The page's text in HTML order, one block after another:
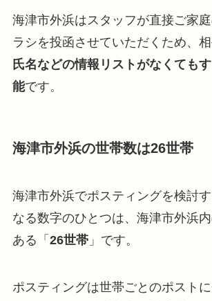
海津市外浜はスタッフが直接ご家
ラシを投函させていただくため、
氏名などの情報リストがなくても
能です。
海津市外浜の世帯数は26世帯
海津市外浜でポスティングを検討
なる数字のひとつは、海津市外浜
ある「 26世帯」です。
ポスティングは世帯ごとのポスト